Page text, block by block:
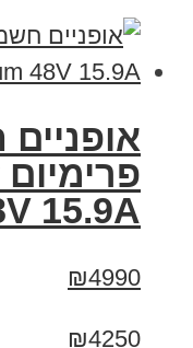
15.9A
₪4990
₪4250